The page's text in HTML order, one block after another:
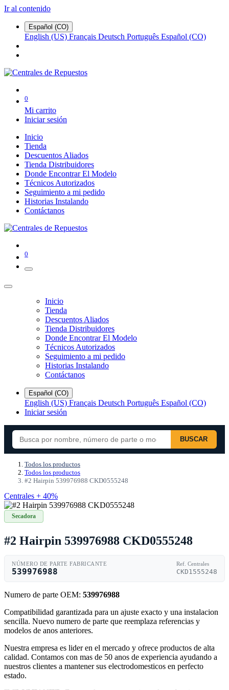
Ir al contenido
Español (CO)
English (US) Français Deutsch Português Español (CO)
0
Mi carrito
Iniciar sesión
Inicio
Tienda
Descuentos Aliados
Tienda Distribuidores
Donde Encontrar El Modelo
Técnicos Autorizados
Seguimiento a mi pedido
Historias Instalando
Contáctanos
0
Inicio
Tienda
Descuentos Aliados
Tienda Distribuidores
Donde Encontrar El Modelo
Técnicos Autorizados
Seguimiento a mi pedido
Historias Instalando
Contáctanos
Español (CO)
English (US) Français Deutsch Português Español (CO)
Iniciar sesión
BUSCAR
Todos los productos
Todos los productos
#2 Hairpin 539976988 CKD0555248
Centrales + 40%
Secadora
#2 Hairpin 539976988 CKD0555248
NÚMERO DE PARTE FABRICANTE
539976988
Ref. Centrales
CKD1555248
Numero de parte OEM: 539976988
Compatibilidad garantizada para un ajuste exacto y una instalacion
sencilla. Nuevo numero de parte que reemplaza referencias y
modelos de anos anteriores.
Nuestra empresa es lider en el mercado y ofrece productos de alta
calidad. Contamos con mas de 50 anos de experiencia ayudando a
nuestros clientes a mantener sus electrodomesticos en perfecto
estado.